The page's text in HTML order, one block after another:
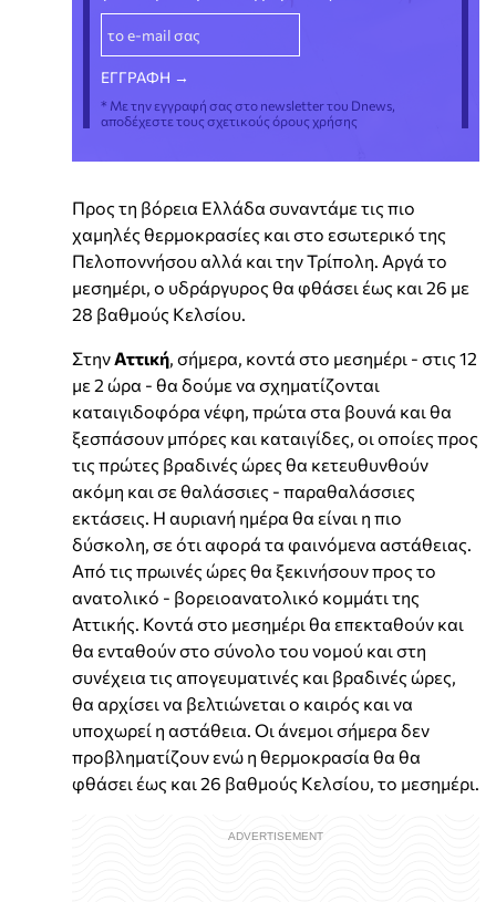
* Με την εγγραφή σας στο newsletter του Dnews,
αποδέχεστε τους σχετικούς όρους χρήσης
Προς τη βόρεια Ελλάδα συναντάμε τις πιο
χαμηλές θερμοκρασίες και στο εσωτερικό της
Πελοποννήσου αλλά και την Τρίπολη. Αργά το
μεσημέρι, ο υδράργυρος θα φθάσει έως και 26 με
28 βαθμούς Κελσίου.
Στην Αττική , σήμερα, κοντά στο μεσημέρι - στις 12
με 2 ώρα - θα δούμε να σχηματίζονται
καταιγιδοφόρα νέφη, πρώτα στα βουνά και θα
ξεσπάσουν μπόρες και καταιγίδες, οι οποίες προς
τις πρώτες βραδινές ώρες θα κετευθυνθούν
ακόμη και σε θαλάσσιες - παραθαλάσσιες
εκτάσεις. Η αυριανή ημέρα θα είναι η πιο
δύσκολη, σε ότι αφορά τα φαινόμενα αστάθειας.
Από τις πρωινές ώρες θα ξεκινήσουν προς το
ανατολικό - βορειοανατολικό κομμάτι της
Αττικής. Κοντά στο μεσημέρι θα επεκταθούν και
θα ενταθούν στο σύνολο του νομού και στη
συνέχεια τις απογευματινές και βραδινές ώρες,
θα αρχίσει να βελτιώνεται ο καιρός και να
υποχωρεί η αστάθεια. Οι άνεμοι σήμερα δεν
προβληματίζουν ενώ η θερμοκρασία θα θα
φθάσει έως και 26 βαθμούς Κελσίου, το μεσημέρι.